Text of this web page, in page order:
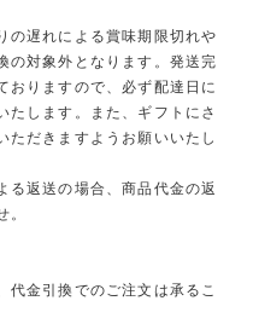
の遅れによる賞味期限切れや
の対象外となります。発送完
おりますので、必ず配達日に
たします。また、ギフトにさ
ただきますようお願いいたし
る返送の場合、商品代金の返
。
代金引換でのご注文は承るこ